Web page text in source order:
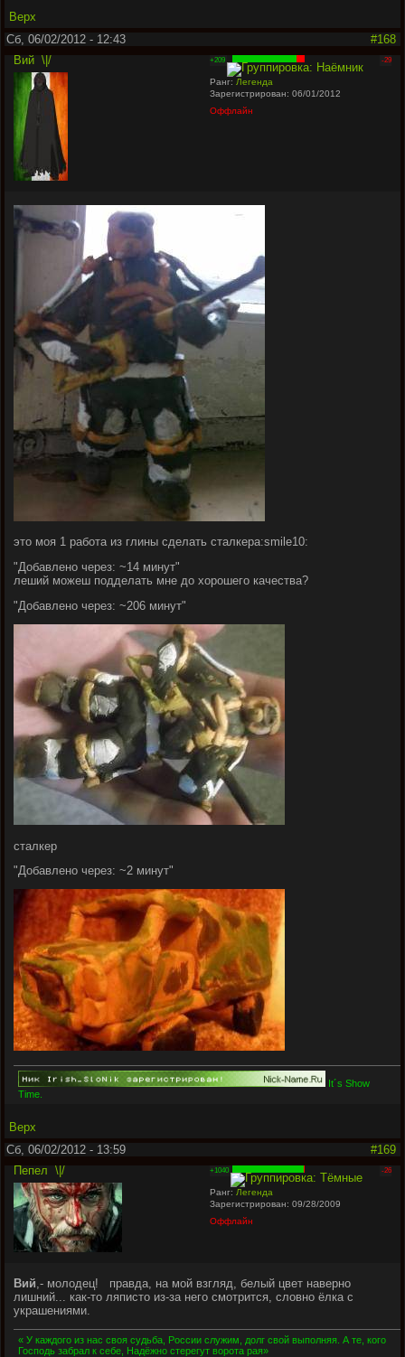
Верх
Сб, 06/02/2012 - 12:43
#168
Вий \|/ +209 -29
Ранг: Легенда
Зарегистрирован: 06/01/2012
Оффлайн
это моя 1 работа из глины сделать сталкера:smile10:
"Добавлено через: ~14 минут"
леший можеш подделать мне до хорошего качества?
"Добавлено через: ~206 минут"
сталкер
"Добавлено через: ~2 минут"
It´s Show
Time.
Верх
Сб, 06/02/2012 - 13:59
#169
Пепел \|/ +1040 -26
Ранг:Легенда
Зарегистрирован: 09/28/2009
Оффлайн
Вий,- молодец!
правда, на мой взгляд, белый цвет наверно
лишний... как-то ляписто из-за него смотрится, словно ёлка с
украшениями.
« У каждого из нас своя судьба, России служим, долг свой выполняя. А те, кого
Господь забрал к себе, Надёжно стерегут ворота рая»